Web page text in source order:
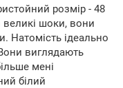
розмір - 48
великі шоки, вони
Натомість ідеально
виглядають
мені
білий